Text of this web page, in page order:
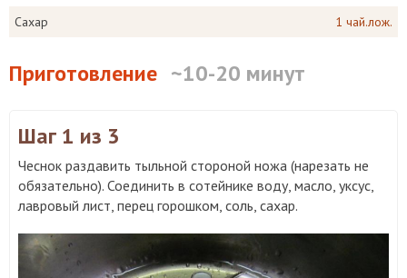
Сахар
1 чай.лож.
Приготовление ~10-20 минут
Шаг 1 из 3
Чеснок раздавить тыльной стороной ножа (нарезать не
обязательно). Соединить в сотейнике воду, масло, уксус,
лавровый лист, перец горошком, соль, сахар.